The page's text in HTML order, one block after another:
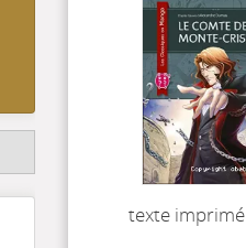
texte imprimé